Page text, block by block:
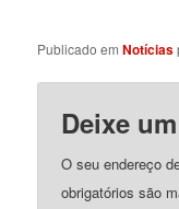
Publicado emNotícias
Deixe
O seu endereço
obrigatórios são